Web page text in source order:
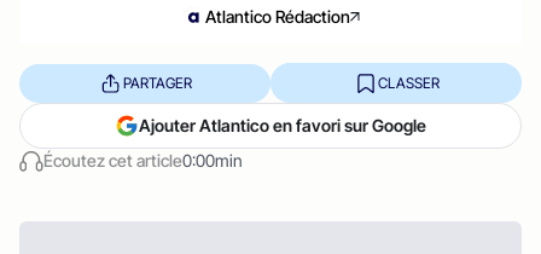
Atlantico Rédaction
Écoutez cet article0:00min
PARTAGER CLASSER
Ajouter Atlantico en favori sur Google